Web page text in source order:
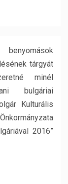
tárgyát
minél
bulgáriai
Kulturális
2016”